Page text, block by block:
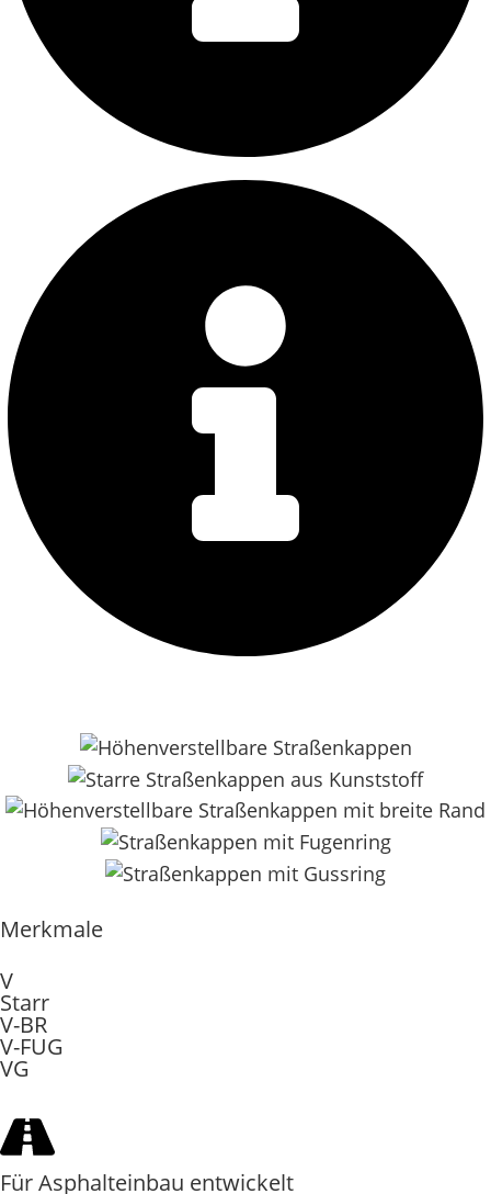
Merkmale
V
Starr
V-BR
V-FUG
VG
Für Asphalteinbau entwickelt